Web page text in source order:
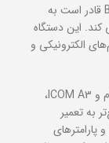
🔴 تشخیص دقیق تر،دستگاه دیاگ BMW ICOM A3 قادر است به
این دستگاه
الکترونیکی و
🟡 تعمیرات دقیق تر،با استفاده از دستگاه دیاگ بی ام و ICOM A3،
به تعمیر